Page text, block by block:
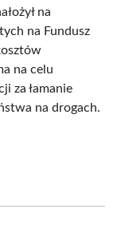
na
na Fundusz
na celu
za łamanie
na drogach.